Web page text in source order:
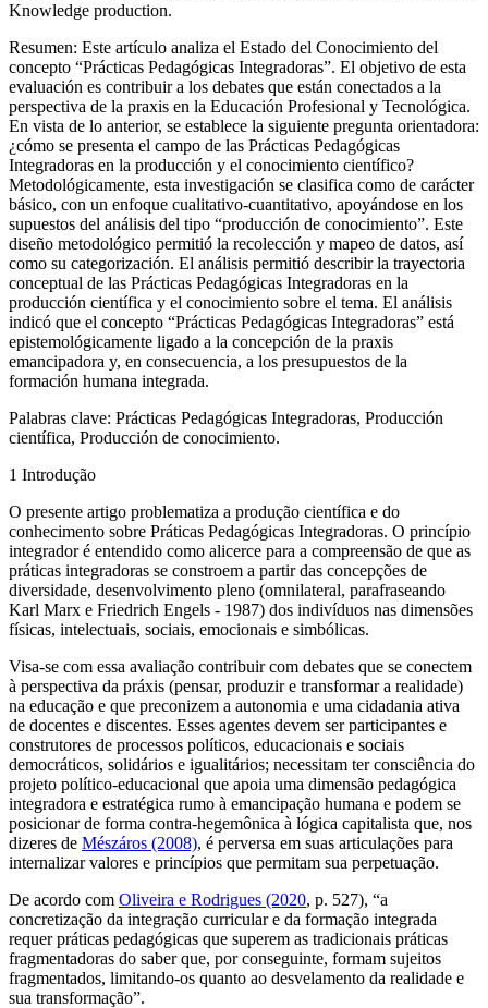
Knowledge production.
Resumen: Este artículo analiza el Estado del Conocimiento del
concepto “Prácticas Pedagógicas Integradoras”. El objetivo de esta
evaluación es contribuir a los debates que están conectados a la
perspectiva de la praxis en la Educación Profesional y Tecnológica.
En vista de lo anterior, se establece la siguiente pregunta orientadora:
¿cómo se presenta el campo de las Prácticas Pedagógicas
Integradoras en la producción y el conocimiento científico?
Metodológicamente, esta investigación se clasifica como de carácter
básico, con un enfoque cualitativo-cuantitativo, apoyándose en los
supuestos del análisis del tipo “producción de conocimiento”. Este
diseño metodológico permitió la recolección y mapeo de datos, así
como su categorización. El análisis permitió describir la trayectoria
conceptual de las Prácticas Pedagógicas Integradoras en la
producción científica y el conocimiento sobre el tema. El análisis
indicó que el concepto “Prácticas Pedagógicas Integradoras” está
epistemológicamente ligado a la concepción de la praxis
emancipadora y, en consecuencia, a los presupuestos de la
formación humana integrada.
Palabras clave: Prácticas Pedagógicas Integradoras, Producción
científica, Producción de conocimiento.
1 Introdução
O presente artigo problematiza a produção científica e do
conhecimento sobre Práticas Pedagógicas Integradoras. O princípio
integrador é entendido como alicerce para a compreensão de que as
práticas integradoras se constroem a partir das concepções de
diversidade, desenvolvimento pleno (omnilateral, parafraseando
Karl Marx e Friedrich Engels - 1987) dos indivíduos nas dimensões
físicas, intelectuais, sociais, emocionais e simbólicas.
Visa-se com essa avaliação contribuir com debates que se conectem
à perspectiva da práxis (pensar, produzir e transformar a realidade)
na educação e que preconizem a autonomia e uma cidadania ativa
de docentes e discentes. Esses agentes devem ser participantes e
construtores de processos políticos, educacionais e sociais
democráticos, solidários e igualitários; necessitam ter consciência do
projeto político-educacional que apoia uma dimensão pedagógica
integradora e estratégica rumo à emancipação humana e podem se
posicionar de forma contra-hegemônica à lógica capitalista que, nos
dizeres de Mészáros (2008), é perversa em suas articulações para
internalizar valores e princípios que permitam sua perpetuação.
De acordo com Oliveira e Rodrigues (2020, p. 527), “a
concretização da integração curricular e da formação integrada
requer práticas pedagógicas que superem as tradicionais práticas
fragmentadoras do saber que, por conseguinte, formam sujeitos
fragmentados, limitando-os quanto ao desvelamento da realidade e
sua transformação”.